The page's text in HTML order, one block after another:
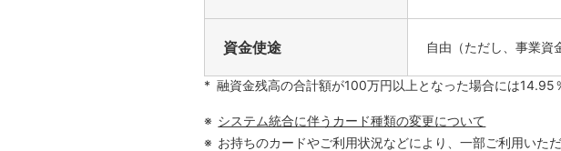
資金使途 自由（ただし、事業資
* 融資金残高の合計額が100万円以上となった場合には14.95
システム統合に伴うカード種類の変更について
お持ちのカードやご利用状況などにより、一部ご利用いた